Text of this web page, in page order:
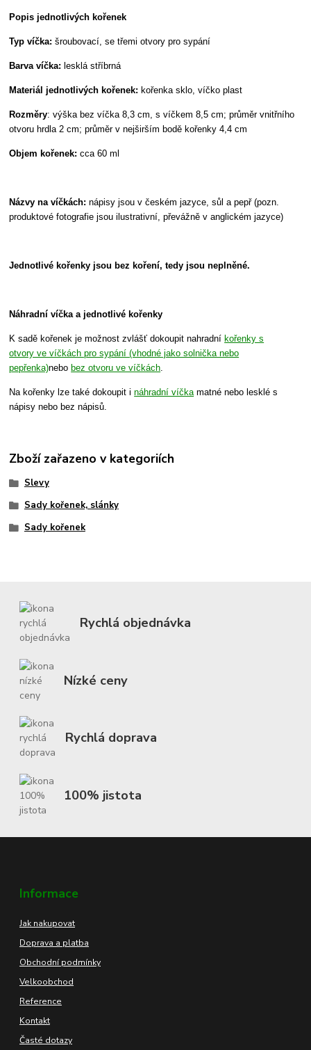
Popis jednotlivých kořenek
Typ víčka: šroubovací, se třemi otvory pro sypání
Barva víčka: lesklá stříbrná
Materiál jednotlivých kořenek: kořenka sklo, víčko plast
Rozměry: výška bez víčka 8,3 cm, s víčkem 8,5 cm; průměr vnitřního
otvoru hrdla 2 cm; průměr v nejširším bodě kořenky 4,4 cm
Objem kořenek: cca 60 ml
Názvy na víčkách: nápisy jsou v českém jazyce, sůl a pepř (pozn.
produktové fotografie jsou ilustrativní, převážně v anglickém jazyce)
Jednotlivé kořenky jsou bez koření, tedy jsou neplněné.
Náhradní víčka a jednotlivé kořenky
K sadě kořenek je možnost zvlášť dokoupit nahradní kořenky s
otvory ve víčkách pro sypání (vhodné jako solnička nebo
pepřenka)nebo bez otvoru ve víčkách.
Na kořenky lze také dokoupit ináhradní víčkamatné nebo lesklé s
nápisy nebo bez nápisů.
Zboží zařazeno v kategoriích
Slevy
Sady kořenek, slánky
Sady kořenek
Rychlá objednávka
Nízké ceny
Rychlá doprava
100% jistota
Informace
Jak nakupovat
Doprava a platba
Obchodní podmínky
Velkoobchod
Reference
Kontakt
Časté dotazy